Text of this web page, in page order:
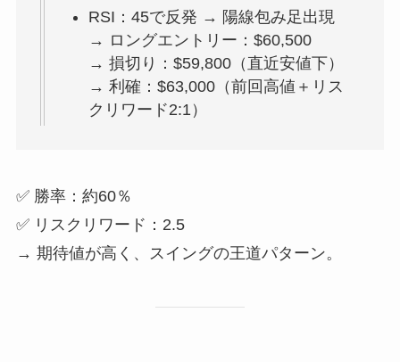
RSI：45で反発 → 陽線包み足出現
→ ロングエントリー：$60,500
→ 損切り：$59,800（直近安値下）
→ 利確：$63,000（前回高値＋リス
クリワード2:1）
✅ 勝率：約60％
✅ リスクリワード：2.5
→ 期待値が高く、スイングの王道パターン。